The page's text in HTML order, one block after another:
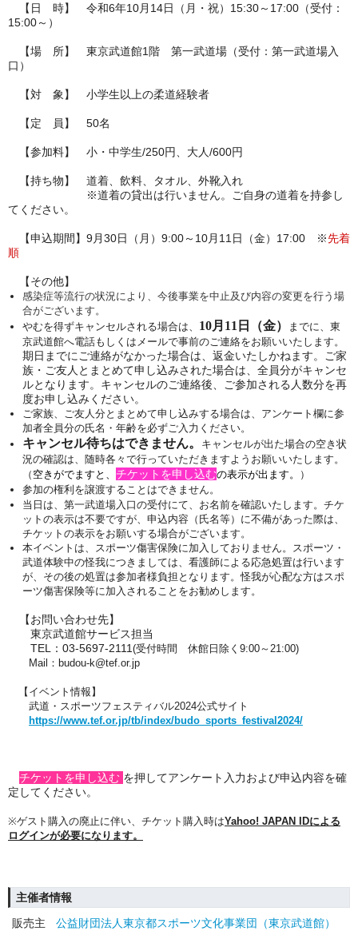
【日 時】 令和6年10月14日（月・祝）15:30～17:00（受付：
15:00～）
【場 所】 東京武道館1階 第一武道場（受付：第一武道場入
口）
【対 象】 小学生以上の柔道経験者
【定 員】 50名
【参加料】 小・中学生/250円、大人/600円
【持ち物】 道着、飲料、タオル、外靴入れ
※道着の貸出は行いません。ご自身の道着を持参し
てください。
【申込期間】9月30日（月）9:00～10月11日（金）17:00 ※先着
順
【その他】
感染症等流行の状況により、今後事業を中止及び内容の変更を行う場
合がございます。
やむを得ずキャンセルされる場合は、 10月11日 （金） までに、 東
京武道館へ電話もしくはメールで事前のご連絡をお願いいたします。
期日までにご連絡がなかった場合は、返金いたしかねます。ご家
族・ご友人とまとめて申し込みされた場合は、全員分がキャンセ
ルとなります。キャンセルのご連絡後、ご参加される人数分を再
度お申し込みください。
ご家族、ご友人分とまとめて申し込みする場合は、 アンケート欄に参
加者全員分の氏名・年齢を必ずご入力ください。
キャンセル待ちはできません。
キャンセルが出た場合の空き状
況の確認は、随時各々で行っていただきますようお願いいたします。
（ 空きがでますと、 チケットを申し込むの表示が出ます。
）
参加の権利を譲渡することはできません。
当日は、第一武道場入口の受付にて、お名前を確認いたします。 チケ
ットの表示は不要ですが、申込内容（氏名等）に不備があった際は、
チケットの表示をお願いする場合がございます。
本イベントは、スポーツ傷害保険に加入しておりません。スポーツ・
武道体験中の怪我につきましては、看護師による応急処置は行います
が、その後の処置は参加者様負担となります。怪我が心配な方はスポ
ーツ傷害保険等に加入されることをお勧めします。
【お問い合わせ先】
東京武道館サービス担当
TEL：03-5697-2111 (受付時間 休館日除く9:00～21:00)
Mail：budou-k@tef.or.jp
【イベント情報】
武道・スポーツフェスティバル2024公式サイト
https://www.tef.or.jp/tb/index/budo_sports_festival2024/
チケットを申し込む を押してアンケート入力および申込内容を確
定してください。
※ゲスト購入の廃止に伴い、チケット購入時はYahoo! JAPAN IDによる
ログインが必要になります。
主催者情報
販売主
公益財団法人東京都スポーツ文化事業団（東京武道館）